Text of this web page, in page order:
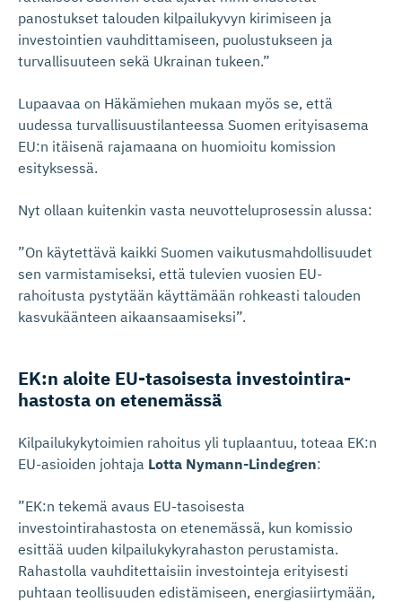
panostukset talouden kilpailukyvyn kirimiseen ja
investointien vauhdittamiseen, puolustukseen ja
turvallisuuteen sekä Ukrainan tukeen.”
Lupaavaa on Häkämiehen mukaan myös se, että
uudessa turvallisuustilanteessa Suomen erityisasema
EU:n itäisenä rajamaana on huomioitu komission
esityksessä.
Nyt ollaan kuitenkin vasta neuvotteluprosessin alussa:
”On käytettävä kaikki Suomen vaikutusmahdollisuudet
sen varmistamiseksi, että tulevien vuosien EU-
rahoitusta pystytään käyttämään rohkeasti talouden
kasvukäänteen aikaansaamiseksi”.
EK:n aloite EU-tasoisesta investoin­ti­ra­
hastosta on etenemässä
Kilpailukykytoimien rahoitus yli tuplaantuu, toteaa EK:n
EU-asioiden johtaja Lotta Nymann-Lindegren:
”EK:n tekemä avaus EU-tasoisesta
investointirahastosta on etenemässä, kun komissio
esittää uuden kilpailukykyrahaston perustamista.
Rahastolla vauhditettaisiin investointeja erityisesti
puhtaan teollisuuden edistämiseen, energiasiirtymään,